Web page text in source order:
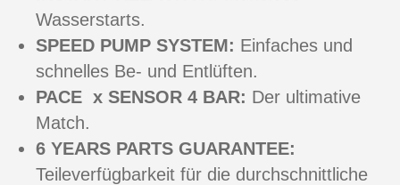
Wasserstarts.
SPEED PUMP SYSTEM: Einfaches und
schnelles Be- und Entlüften.
PACE x SENSOR 4 BAR: Der ultimative
Match.
6 YEARS PARTS GUARANTEE:
Teileverfügbarkeit für die durchschnittliche